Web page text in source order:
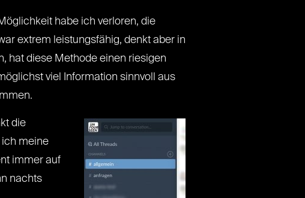
habe ich verloren, die
extrem leistungsfähig, denkt aber in
hat diese Methode einen riesigen
viel Information sinnvoll aus
die
ich meine
immer auf
nachts